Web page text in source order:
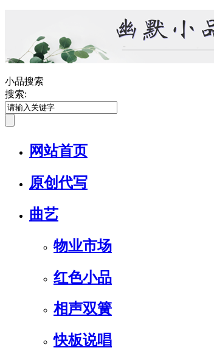
小品搜索
搜索:
网站首页
原创代写
曲艺
物业市场
红色小品
相声双簧
快板说唱